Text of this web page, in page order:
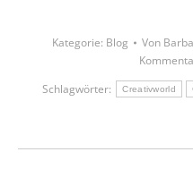
Kategorie: Blog Von
Schlagwörter:
Creativworld